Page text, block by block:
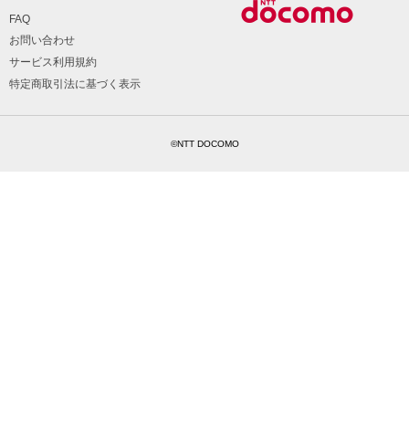
FAQ
お問い合わせ
サービス利用規約
特定商取引法に基づく表示
©NTT DOCOMO